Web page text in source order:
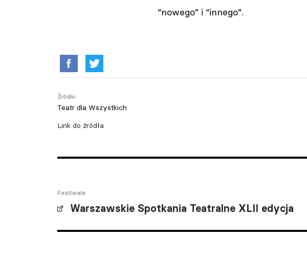
“nowego” i “innego”.
Źródło:
Teatr dla Wszystkich
Link do źródła
Festiwale
Warszawskie Spotkania Teatralne XLII edycja